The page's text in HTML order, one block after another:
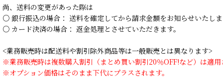
尚、送料の変更があった際は
○ 銀行振込の場合： 送料を確定してから請求金額をお知らせいたしま
○ カード決済の場合： 返金処理とさせていただきます。
<業務販売時は配送料や割引除外商品等は一般販売とは異なります>
※業務販売時は複数購入割引（まとめ買い割引20％OFF!など）は適用
※オプション価格はそのまま下代にプラスされます。